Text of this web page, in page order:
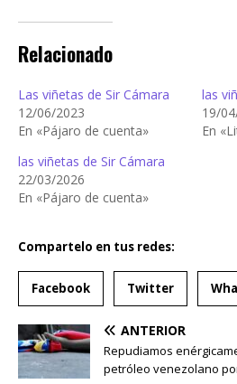
Relacionado
Las viñetas de Sir Cámara
12/06/2023
En «Pájaro de cuenta»
las
19/
En
las viñetas de Sir Cámara
22/03/2026
En «Pájaro de cuenta»
Compartelo en tus redes:
Facebook Twitter
ANTERIOR
Repudiamos
petróleo venezolano